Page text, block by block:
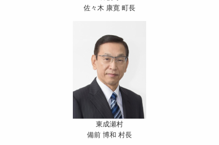
佐々木 康寛 町長
東成瀬村
備前 博和 村長